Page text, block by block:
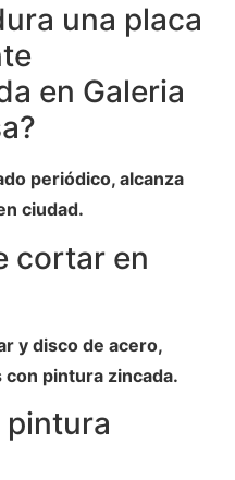
una placa
en Galeria
periódico, alcanza
ciudad.
cortar en
y disco de acero,
pintura zincada.
pintura